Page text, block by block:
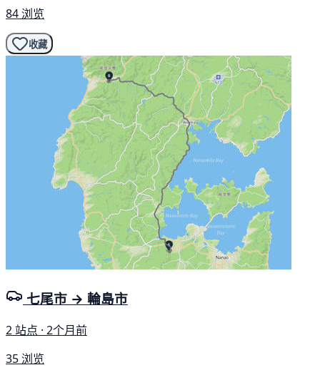
84 浏览
收藏
七尾市 → 輪島市
2 站点 · 2个月前
35 浏览